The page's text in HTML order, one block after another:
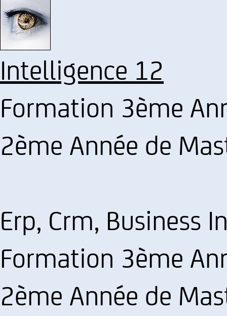
Intelligence 12
Formation 3ème
2ème Année de
Erp, Crm, Business
Formation 3ème
2ème Année de